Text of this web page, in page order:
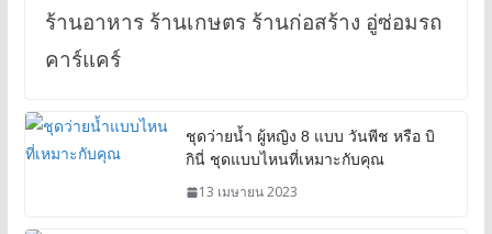
ร้านอาหาร ร้านเกษตร ร้านก่อสร้าง อู่ซ่อมรถ
คาร์แคร์
ชุดว่ายน้ำ ผู้หญิง 8 แบบ วันพีช หรือ บิ
กินี่ ชุดแบบไหนที่เหมาะกับคุณ
13 เมษายน 2023